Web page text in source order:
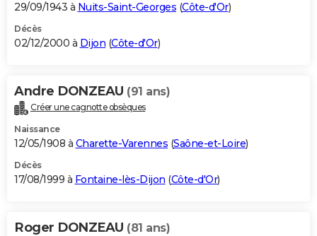
29/09/1943 à Nuits-Saint-Georges (Côte-d'Or)
Décès
02/12/2000 à Dijon (Côte-d'Or)
Andre DONZEAU (91 ans)
Créer une cagnotte obsèques
Naissance
12/05/1908 à Charette-Varennes (Saône-et-Loire)
Décès
17/08/1999 à Fontaine-lès-Dijon (Côte-d'Or)
Roger DONZEAU (81 ans)